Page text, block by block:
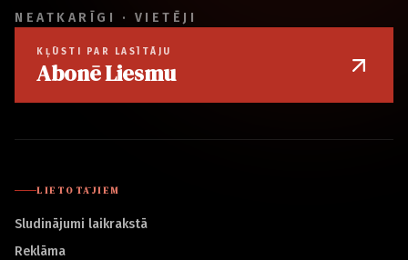
NEATKARĪGI · VIETĒJI
KĻŪSTI PAR LASĪTĀJU
Abonē Liesmu
LIETOTĀJIEM
Sludinājumi laikrakstā
Reklāma